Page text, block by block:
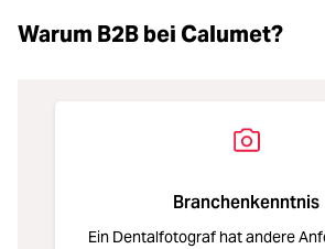
Warum B2B bei Calumet?
Branchenkenntnis
Ein Dentalfotograf hat andere